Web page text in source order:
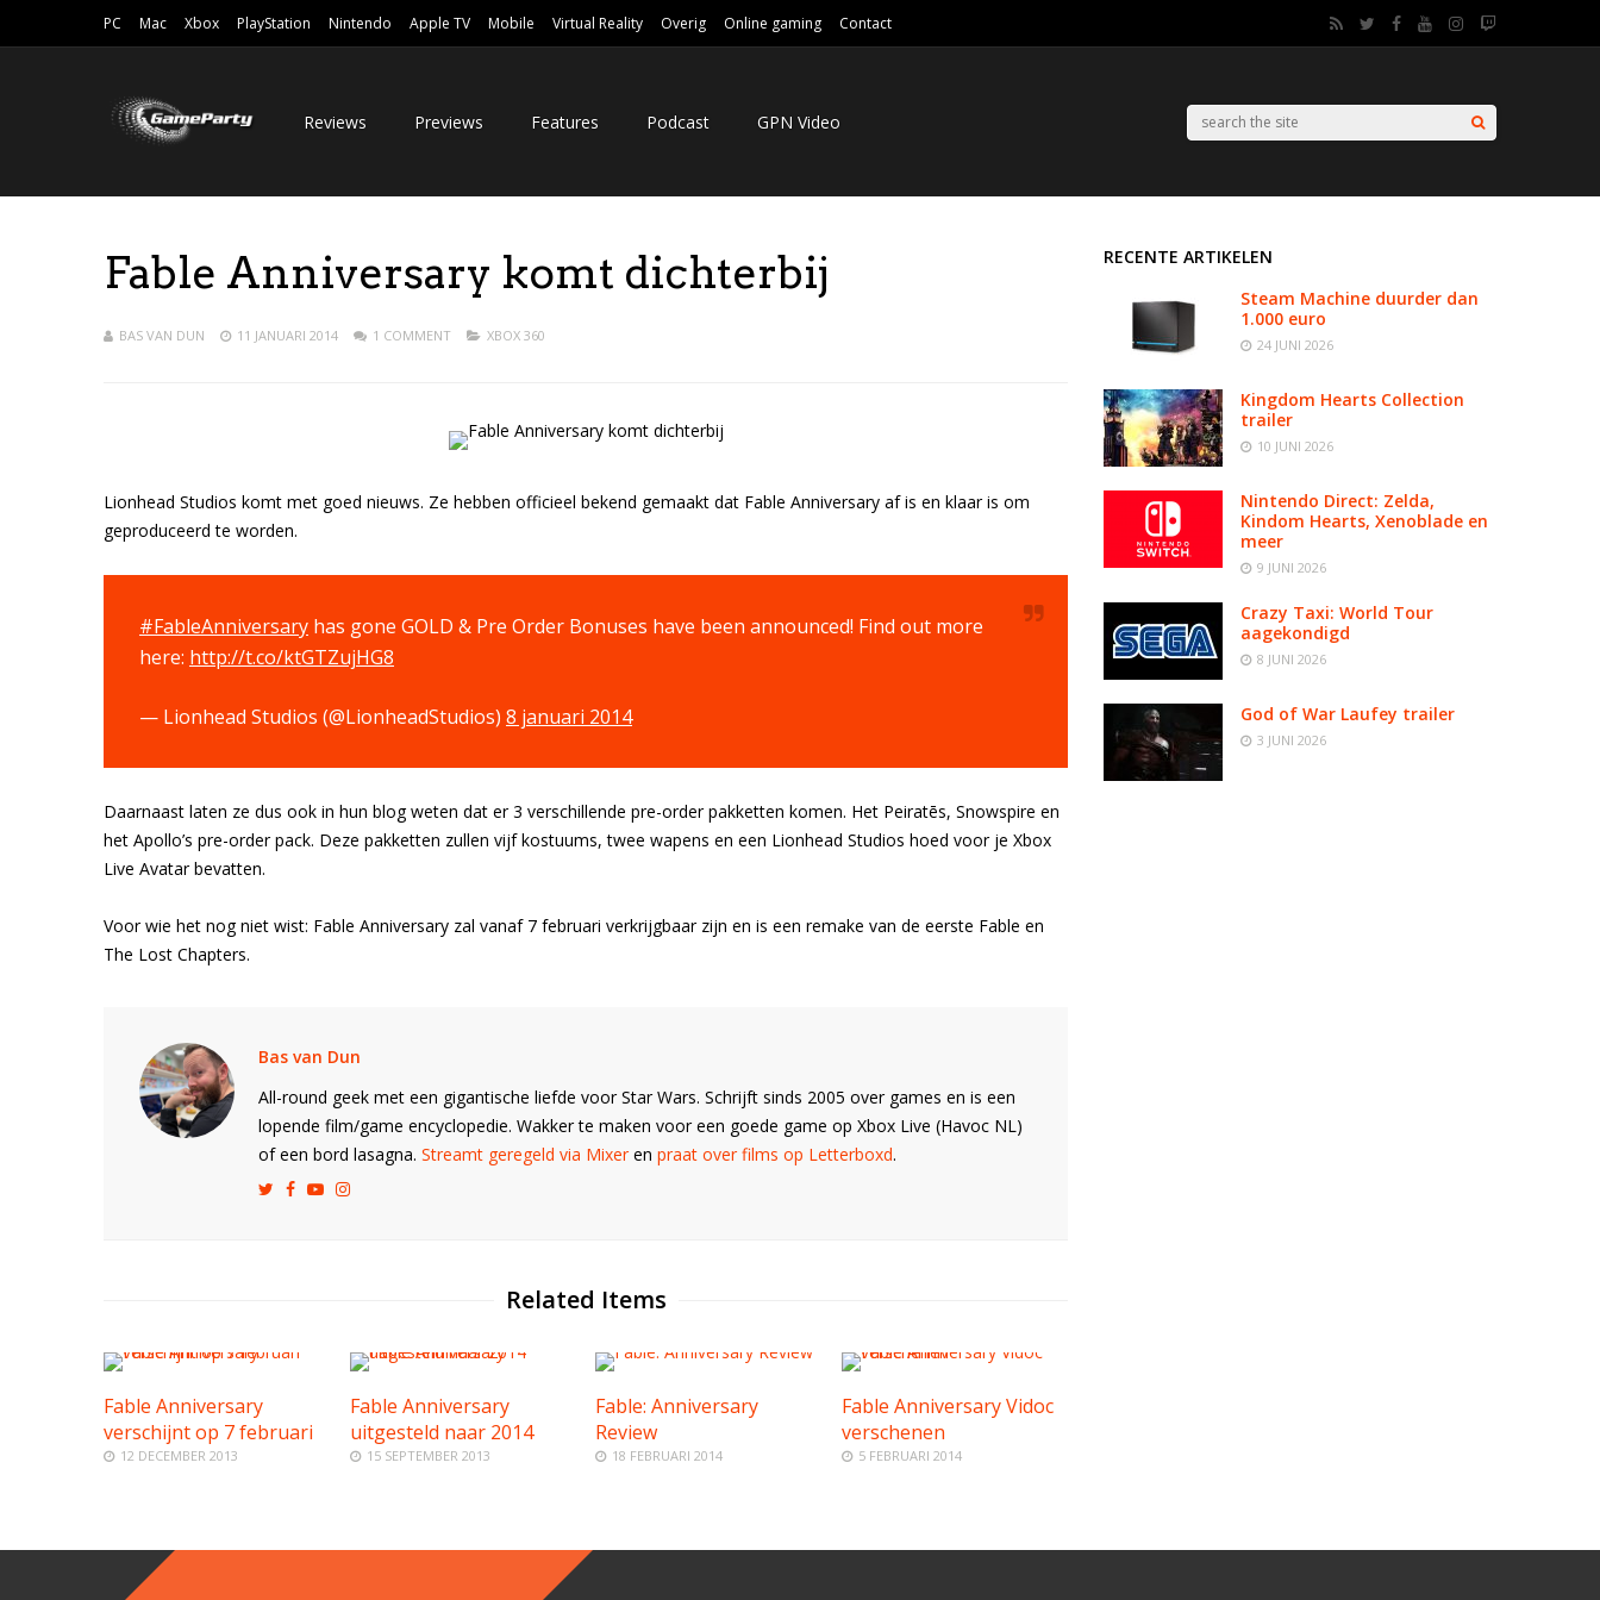
PC Mac Xbox PlayStation Nintendo Apple TV Mobile Virtual Reality Overig Online gaming Contact
Reviews Previews Features Podcast GPN Video
Fable Anniversary komt dichterbij
BAS VAN DUN 11 JANUARI 2014 1 COMMENT XBOX 360
Lionhead Studios komt met goed nieuws. Ze hebben officieel bekend gemaakt dat Fable Anniversary af is en klaar is om
geproduceerd te worden.
#FableAnniversary has gone GOLD & Pre Order Bonuses have been announced! Find out more
here: http://t.co/ktGTZujHG8
— Lionhead Studios (@LionheadStudios) 8 januari 2014
Daarnaast laten ze dus ook in hun blog weten dat er 3 verschillende pre-order pakketten komen. Het Peiratēs, Snowspire en
het Apollo’s pre-order pack. Deze pakketten zullen vijf kostuums, twee wapens en een Lionhead Studios hoed voor je Xbox
Live Avatar bevatten.
Voor wie het nog niet wist: Fable Anniversary zal vanaf 7 februari verkrijgbaar zijn en is een remake van de eerste Fable en
The Lost Chapters.
Bas van Dun
All-round geek met een gigantische liefde voor Star Wars. Schrijft sinds 2005 over games en is een
lopende film/game encyclopedie. Wakker te maken voor een goede game op Xbox Live (Havoc NL)
of een bord lasagna. Streamt geregeld via Mixeren praat over films op Letterboxd.
Related Items
Fable Anniversary
verschijnt op 7 februari
12 DECEMBER 2013
Fable Anniversary
uitgesteld naar 2014
15 SEPTEMBER 2013
Fable: Anniversary
Review
18 FEBRUARI 2014
Fable Anniversary Vidoc
verschenen
5 FEBRUARI 2014
RECENTE ARTIKELEN
Steam Machine duurder dan
1.000 euro
24 JUNI 2026
Kingdom Hearts Collection
trailer
10 JUNI 2026
Nintendo Direct: Zelda,
Kindom Hearts, Xenoblade en
meer
9 JUNI 2026
Crazy Taxi: World Tour
aagekondigd
8 JUNI 2026
God of War Laufey trailer
3 JUNI 2026